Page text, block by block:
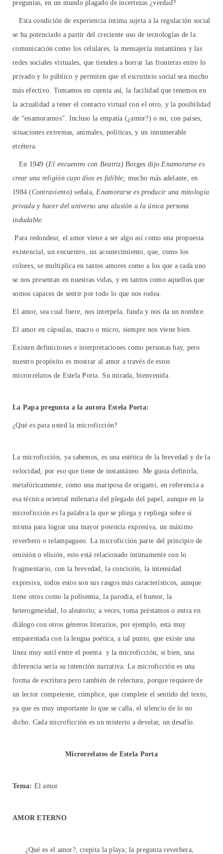
preguntas, en un mundo plagado de incertezas ¿verdad?
Esta condición de experiencia íntima sujeta a la regulación social
se ha potenciado a partir del creciente uso de tecnologías de la
comunicación como los celulares, la mensajería instantánea y las
redes sociales virtuales, que tienden a borrar las fronteras entre lo
privado y lo público y permiten que el escrutinio social sea mucho
más efectivo. Tomamos en cuenta así, la facilidad que tenemos en
la actualidad a tener el contacto virtual con el otro, y la posibilidad
de “enamorarnos”. Incluso la empatía (¿amor?) o no, con países,
situaciones extremas, animales, políticas, y un innumerable
etcétera.
En 1949 (El encuentro con Beatriz)Borges dijo Enamorarse es
crear una religión cuyo dios es falible; mucho más adelante, en
1984 (Contraviento) señala, Enamorarse es producir una mitología
privada y hacer del universo una alusión a la única persona
indudable.
Para redondear, el amor viene a ser algo así como una propuesta
existencial, un encuentro, un acontecimiento, que, como los
colores, se multiplica en tantos amores como a los que a cada uno
se nos presentan en nuestras vidas, y en tantos como aquellos que
somos capaces de sentir por todo lo que nos rodea.
El amor, sea cual fuere, nos interpela, funda y nos da un nombre.
El amor en cápsulas, macro o micro, siempre nos viene bien.
Existen definiciones e interpretaciones como personas hay, pero
nuestro propósito es mostrar al amor a través de estos
microrrelatos de Estela Porta. Su mirada, bienvenida.
La Papa pregunta a la autora Estela Porta:
¿Qué es para usted la microficción?
La microficción, ya sabemos, es una estética de la brevedad y de la
velocidad, por eso que tiene de instantáneo. Me gusta definirla,
metafóricamente, como una mariposa de origami, en referencia a
esa técnica oriental milenaria del plegado del papel, aunque en la
microficción es la palabra la que se pliega y repliega sobre sí
misma para lograr una mayor potencia expresiva, un máximo
reverbero o relampagueo. La microficción parte del principio de
omisión o elisión, esto está relacionado íntimamente con lo
fragmentario, con la brevedad, la concisión, la intensidad
expresiva, todos estos son sus rasgos más característicos, aunque
tiene otros como la polisemia, la parodia, el humor, la
heterogeneidad, lo aleatorio; a veces, toma préstamos o entra en
diálogo con otros géneros literarios, por ejemplo, está muy
emparentada con la lengua poética, a tal punto, que existe una
línea muy sutil entre el poema y la microficción, si bien, una
diferencia sería su intención narrativa. La microficción es una
forma de escritura pero también de relectura, porque requiere de
un lector competente, cómplice, que complete el sentido del texto,
ya que es muy importante lo que se calla, el silencio de lo no
dicho. Cada microficción es un misterio a develar, un desafío.
Microrrelatos de Estela Porta
Tema: El amor
AMOR ETERNO
¿Qué es el amor?, crepita la playa; la pregunta reverbera,